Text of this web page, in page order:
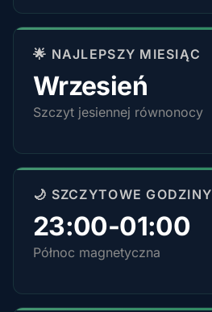
🌟 NAJLEPSZY MIESIĄC
Wrzesień
Szczyt jesiennej równonocy
🌙 SZCZYTOWE GODZINY
23:00-01:00
Północ magnetyczna